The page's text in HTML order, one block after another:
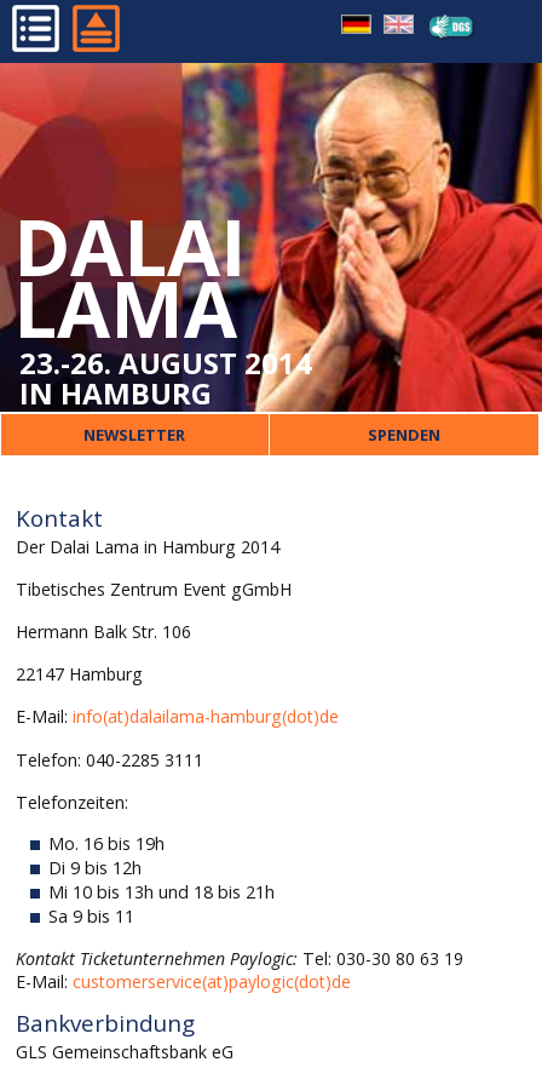
DALAI
LAMA
23.-26. AUGUST 2014
IN HAMBURG
PROGRAMM
ORGANISATORISCHES
VERANSTALTER
PRESSE
KONTAKT
FAQ
IMPRESSUM
DATENSCHUTZ
NEWSLETTER SPENDEN
Kontakt
Der Dalai Lama in Hamburg 2014
Tibetisches Zentrum Event gGmbH
Hermann Balk Str. 106
22147 Hamburg
E-Mail:info(at)dalailama-hamburg(dot)de
Telefon: 040-2285 3111
Telefonzeiten:
Mo. 16 bis 19h
Di 9 bis 12h
Mi 10 bis 13h und 18 bis 21h
Sa 9 bis 11
Kontakt Ticketunternehmen Paylogic: Tel: 030-30 80 63 19
E-Mail:customerservice(at)paylogic(dot)de
Bankverbindung
GLS Gemeinschaftsbank eG